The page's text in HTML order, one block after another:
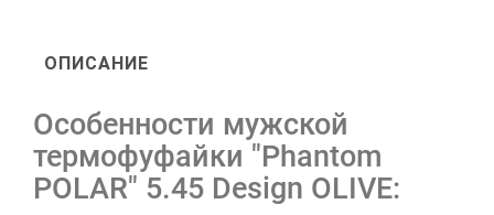
ОПИСАНИЕ
Особенности мужской
термофуфайки "Phantom
POLAR" 5.45 Design OLIVE: